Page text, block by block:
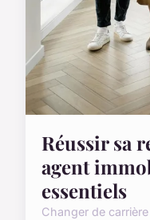
Réussir sa
agent
essentiels
Changer de